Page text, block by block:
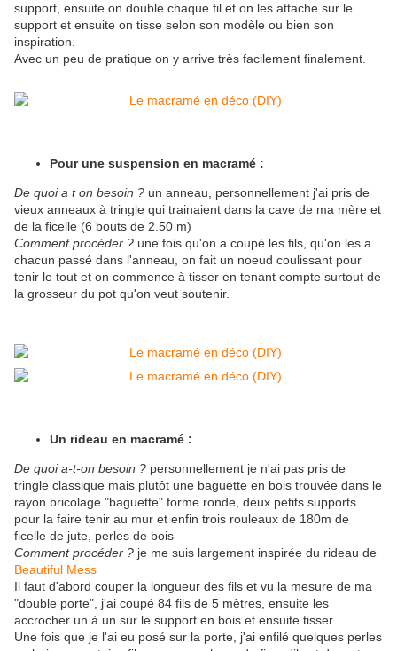
support, ensuite on double chaque fil et on les attache sur le
support et ensuite on tisse selon son modèle ou bien son
inspiration.
Avec un peu de pratique on y arrive très facilement finalement.
Pour une suspension en macramé :
De quoi a t on besoin ? un anneau, personnellement j'ai pris de
vieux anneaux à tringle qui trainaient dans la cave de ma mère et
de la ficelle (6 bouts de 2.50 m)
Comment procéder ? une fois qu'on a coupé les fils, qu'on les a
chacun passé dans l'anneau, on fait un noeud coulissant pour
tenir le tout et on commence à tisser en tenant compte surtout de
la grosseur du pot qu'on veut soutenir.
Un rideau en macramé :
De quoi a-t-on besoin ? personnellement je n'ai pas pris de
tringle classique mais plutôt une baguette en bois trouvée dans le
rayon bricolage "baguette" forme ronde, deux petits supports
pour la faire tenir au mur et enfin trois rouleaux de 180m de
ficelle de jute, perles de bois
Comment procéder ? je me suis largement inspirée du rideau de
Beautiful Mess
Il faut d'abord couper la longueur des fils et vu la mesure de ma
"double porte", j'ai coupé 84 fils de 5 mètres, ensuite les
accrocher un à un sur le support en bois et ensuite tisser...
Une fois que je l'ai eu posé sur la porte, j'ai enfilé quelques perles